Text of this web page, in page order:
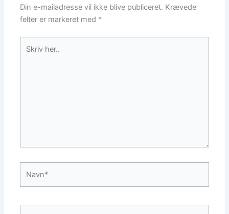
Din e-mailadresse vil ikke blive publiceret. Krævede
felter er markeret med *
her..